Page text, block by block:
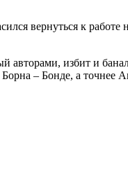
вернуться к
авторами, избит и
– Бонде, а точнее